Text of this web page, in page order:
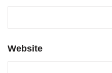
Website